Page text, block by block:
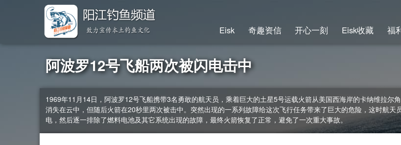
Eisk 奇趣资信 开心一刻 Eisk收藏 福
阿波罗12号飞船两次被闪电击中
1969年11月14日，阿波罗12号飞船携带3名勇敢的航天员，乘着巨大的土星5号运载火箭从美国西海岸的卡纳维拉尔
消失在云中，但随后火箭在20秒里两次被击中。突然出现的一系列故障给这次飞行任务带来了巨大的危险，这时航
电，然后逐一排除了燃料电池及其它系统出现的故障，最终火箭恢复了正常，避免了一次重大事故。